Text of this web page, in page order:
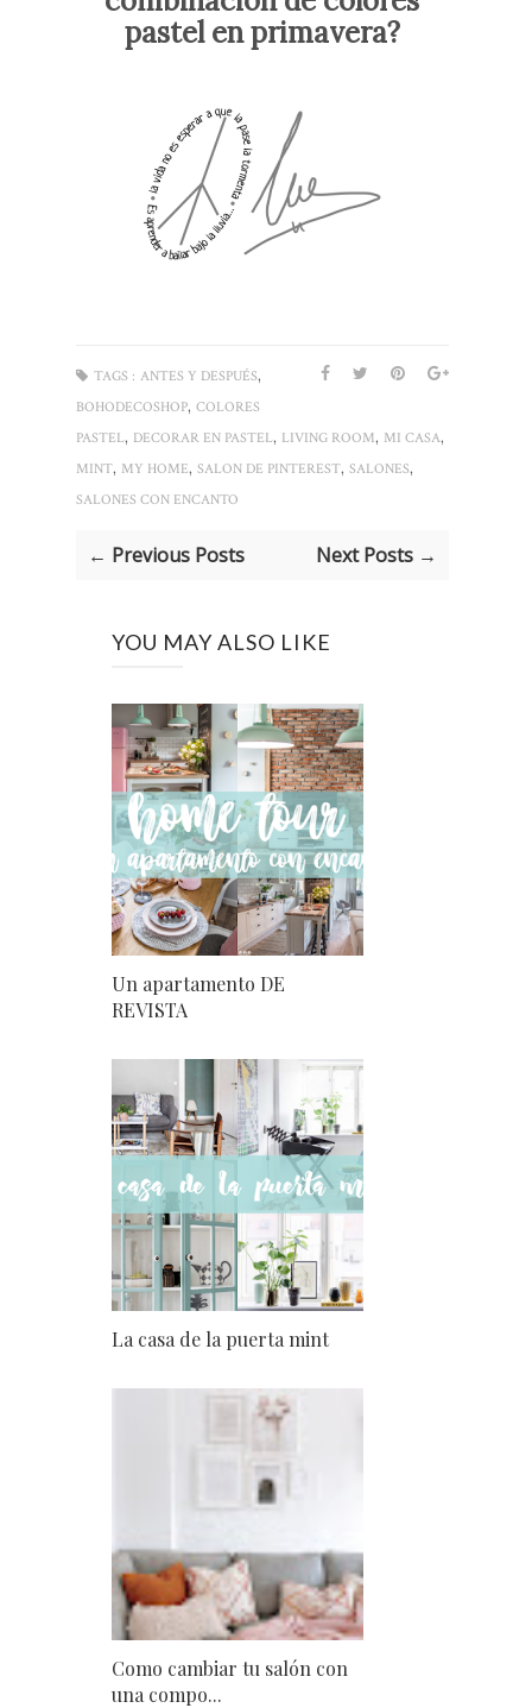
pastel en primavera?
TAGS : ANTES Y DESPUÉS,
BOHODECOSHOP, COLORES
PASTEL, DECORAR EN PASTEL, LIVING ROOM, MI CASA,
MINT, MY HOME, SALON DE PINTEREST, SALONES,
SALONES CON ENCANTO
← Previous Posts Next Posts →
YOU MAY ALSO LIKE
Un apartamento DE
REVISTA
La casa de la puerta mint
Como cambiar tu salón con
una compo...